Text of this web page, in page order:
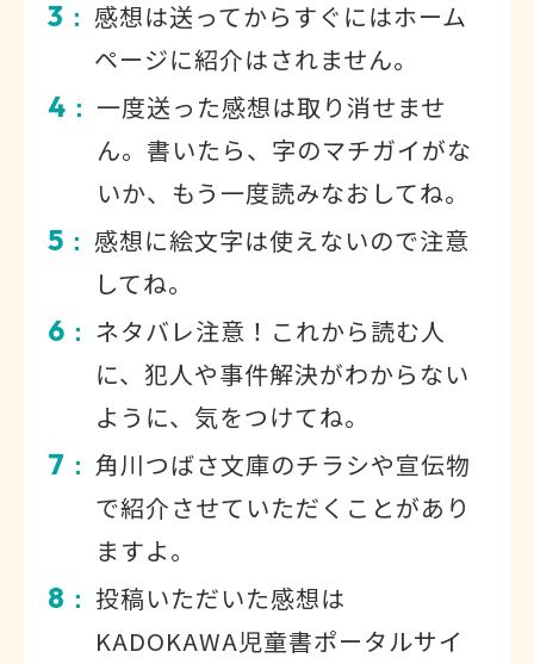
3 ： 感想は送ってからすぐにはホーム
ページに紹介はされません。
4 ： 一度送った感想は取り消せませ
ん。書いたら、字のマチガイがな
いか、もう一度読みなおしてね。
5 ： 感想に絵文字は使えないので注意
してね。
6 ： ネタバレ注意！これから読む人
に、犯人や事件解決がわからない
ように、気をつけてね。
7 ： 角川つばさ文庫のチラシや宣伝物
で紹介させていただくことがあり
ますよ。
8 ： 投稿いただいた感想は
KADOKAWA児童書ポータルサイ